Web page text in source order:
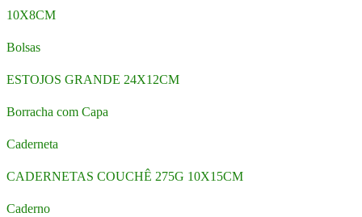
10X8CM
Bolsas
ESTOJOS GRANDE 24X12CM
Borracha com Capa
Caderneta
CADERNETAS COUCHÊ 275G 10X15CM
Caderno